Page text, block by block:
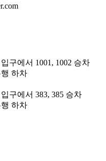
구에서 1001, 1002 승차
하차
구에서 383, 385 승차
하차